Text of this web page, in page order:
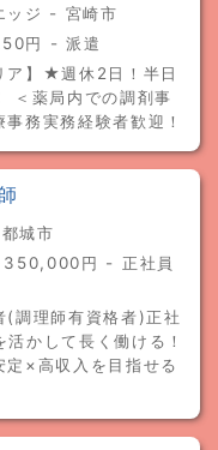
ッジ - 宮崎市
円 - 派遣
ア】★週休2日！半日
＜薬局内での調剤事
務実務経験者歓迎！
城市
円 - 正社員
(調理師有資格者)正社
かして長く働ける！
定×高収入を目指せる